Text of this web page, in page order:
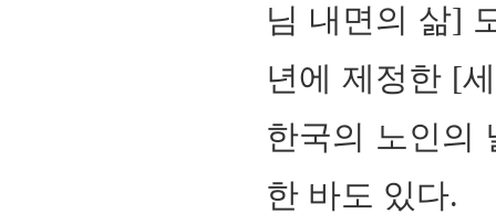
님 내면의 삶]
년에 제정한 [
한국의 노인의
한 바도 있다.